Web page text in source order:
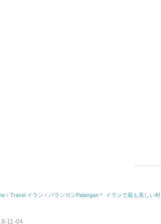
› Travel イラン › パランガンPalangan＊ イランで最も美しい村
11-04